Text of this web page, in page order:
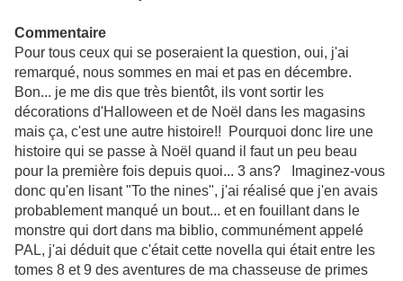
Commentaire
Pour tous ceux qui se poseraient la question, oui, j'ai
remarqué, nous sommes en mai et pas en décembre.
Bon... je me dis que très bientôt, ils vont sortir les
décorations d'Halloween et de Noël dans les magasins
mais ça, c'est une autre histoire!! Pourquoi donc lire une
histoire qui se passe à Noël quand il faut un peu beau
pour la première fois depuis quoi... 3 ans? Imaginez-vous
donc qu'en lisant "To the nines", j'ai réalisé que j'en avais
probablement manqué un bout... et en fouillant dans le
monstre qui dort dans ma biblio, communément appelé
PAL, j'ai déduit que c'était cette novella qui était entre les
tomes 8 et 9 des aventures de ma chasseuse de primes